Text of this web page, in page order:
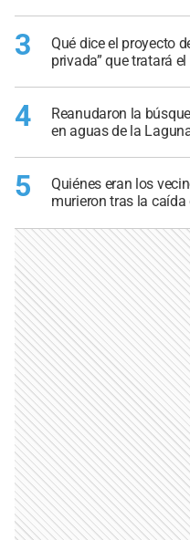
3
Qué dice el proyecto
privada” que tratará
4
Reanudaron la
en aguas de la
5
Quiénes eran los
murieron tras la